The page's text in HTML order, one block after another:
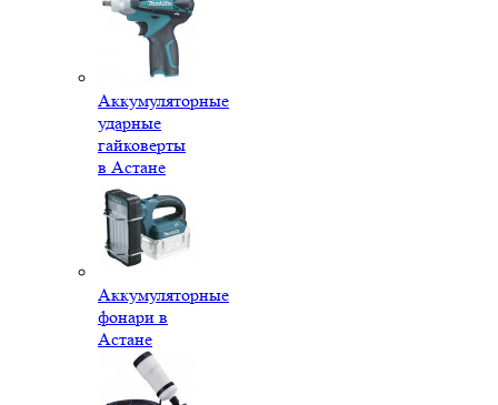
Аккумуляторные
ударные
гайковерты
в Астане
Аккумуляторные
фонари в
Астане